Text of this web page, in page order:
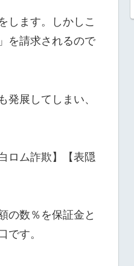
します。しかしこ
を請求されるので
展してしまい、
ロム詐欺】【表隠
の数％を保証金と
です。